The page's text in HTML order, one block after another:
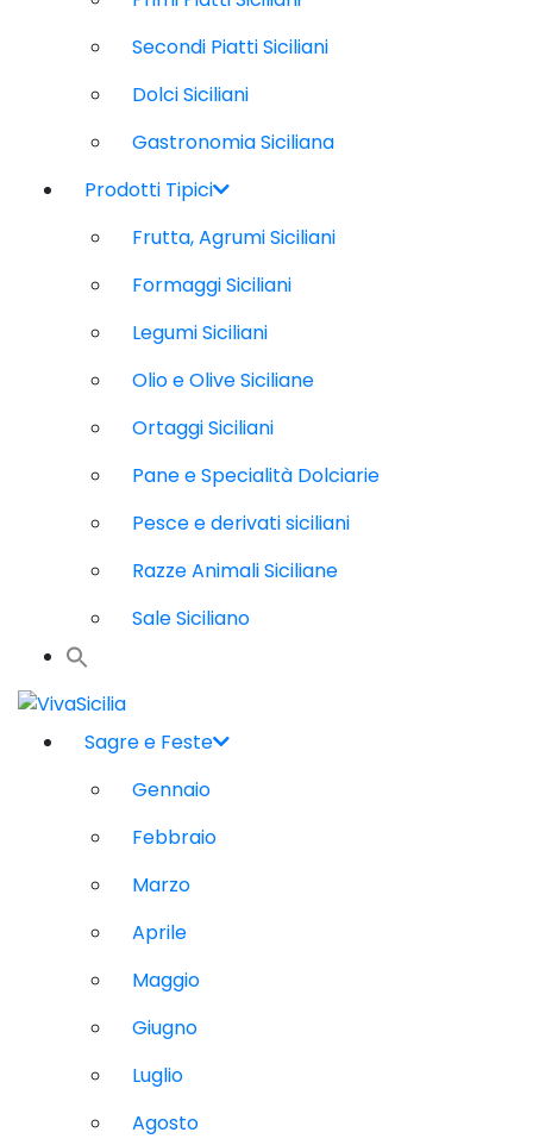
Secondi Piatti Siciliani
Dolci Siciliani
Gastronomia Siciliana
Prodotti Tipici
Frutta, Agrumi Siciliani
Formaggi Siciliani
Legumi Siciliani
Olio e Olive Siciliane
Ortaggi Siciliani
Pane e Specialità Dolciarie
Pesce e derivati siciliani
Razze Animali Siciliane
Sale Siciliano
Sagre e Feste
Gennaio
Febbraio
Marzo
Aprile
Maggio
Giugno
Luglio
Agosto